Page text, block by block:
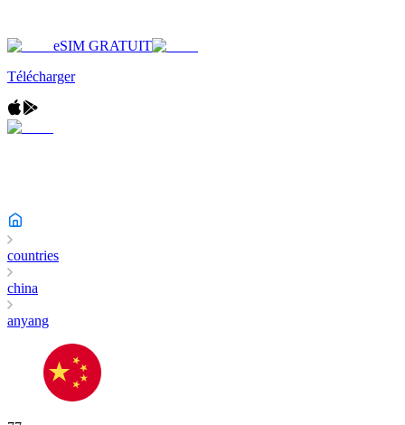
eSIM GRATUIT
Télécharger
countries
china
anyang